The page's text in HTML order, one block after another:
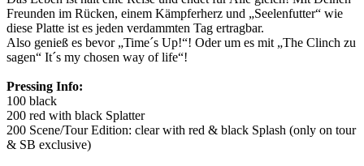
Freunden im Rücken, einem Kämpferherz und „Seelenfutter“ wie
diese Platte ist es jeden verdammten Tag ertragbar.
Also genieß es bevor „Time´s Up!“! Oder um es mit „The Clinch zu
sagen“ It´s my chosen way of life“!
Pressing Info:
100 black
200 red with black Splatter
200 Scene/Tour Edition: clear with red & black Splash (only on tour
& SB exclusive)